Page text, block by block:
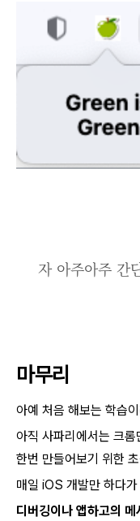
자 아주아주 간
마무리
아예 처음 해보는 학습
아직 사파리에서는 크
한번 만들어보기 위한
매일 iOS 개발만 하다
디버깅이나 앱하고의